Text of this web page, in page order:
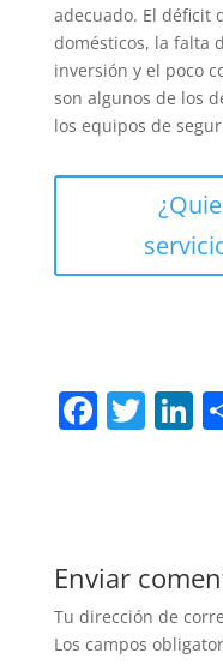
adecuado. El déficit
domésticos, la falta
inversión y el poco
son algunos de los
los equipos de
F
b
o
o
T Li
n
Enviar
Tu dirección de
Los campos